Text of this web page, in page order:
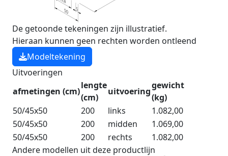
De getoonde tekeningen zijn illustratief.
Hieraan kunnen geen rechten worden ontleend
Modeltekening
Uitvoeringen
afmetingen (cm)
lengte
(cm)
uitvoering
gewicht
(kg)
50/45x50
200 links
1.082,00
50/45x50
200 midden
1.069,00
50/45x50
200 rechts
1.082,00
Andere modellen uit deze productlijn